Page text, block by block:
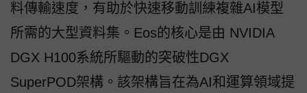
料傳輸速度，有助於快速移動訓練複雜AI模型
所需的大型資料集。Eos的核心是由 NVIDIA
DGX H100系統所驅動的突破性DGX
SuperPOD架構。該架構旨在為AI和運算領域提